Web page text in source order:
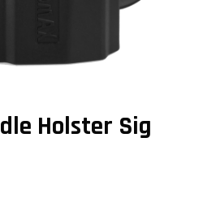
Holster Sig